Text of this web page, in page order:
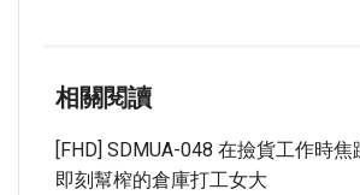
相關閱讀
[FHD] SDMUA-048 在撿貨工作時
即刻幫榨的倉庫打工女大